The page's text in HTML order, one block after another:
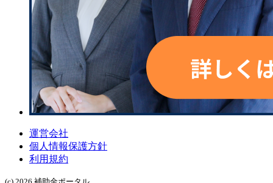
運営会社
個人情報保護方針
利用規約